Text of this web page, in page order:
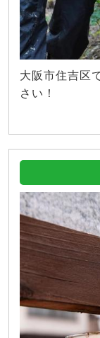
大阪市住吉区
さい！